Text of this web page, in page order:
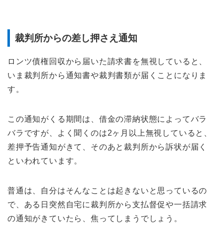
裁判所からの差し押さえ通知
ロンツ債権回収から届いた請求書を無視していると、
いま裁判所から通知書や裁判書類が届くことになりま
す。
この通知がくる期間は、借金の滞納状態によってバラ
バラですが、よく聞くのは2ヶ月以上無視していると、
差押予告通知がきて、そのあと裁判所から訴状が届く
といわれています。
普通は、自分はそんなことは起きないと思っているの
で、ある日突然自宅に裁判所から支払督促や一括請求
の通知がきていたら、焦ってしまうでしょう。